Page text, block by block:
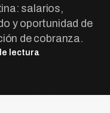
salarios,
y oportunidad de
de cobranza.
lectura